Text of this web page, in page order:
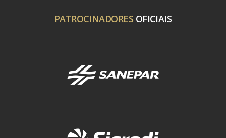
PATROCINADORES OFICIAIS